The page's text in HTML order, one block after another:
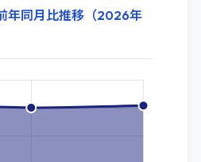
年同月比推移（2026年